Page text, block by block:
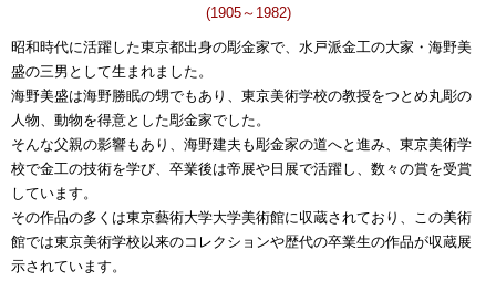
(1905～1982)
昭和時代に活躍した東京都出身の彫金家で、水戸派金工の大家・海野美
盛の三男として生まれました。
海野美盛は海野勝眠の甥でもあり、東京美術学校の教授をつとめ丸彫の
人物、動物を得意とした彫金家でした。
そんな父親の影響もあり、海野建夫も彫金家の道へと進み、東京美術学
校で金工の技術を学び、卒業後は帝展や日展で活躍し、数々の賞を受賞
しています。
その作品の多くは東京藝術大学大学美術館に収蔵されており、この美術
館では東京美術学校以来のコレクションや歴代の卒業生の作品が収蔵展
示されています。